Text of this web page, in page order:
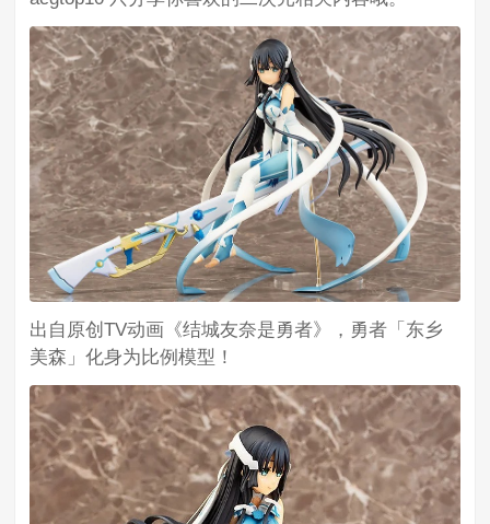
出自原创TV动画《结城友奈是勇者》，勇者「东乡
美森」化身为比例模型！